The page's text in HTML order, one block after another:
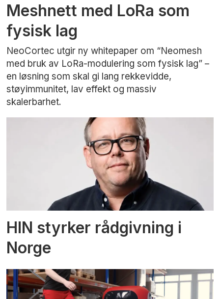
Meshnett med LoRa som
fysisk lag
NeoCortec utgir ny whitepaper om “Neomesh
med bruk av LoRa-modulering som fysisk lag” –
en løsning som skal gi lang rekkevidde,
støyimmunitet, lav effekt og massiv
skalerbarhet.
HIN styrker rådgivning i
Norge